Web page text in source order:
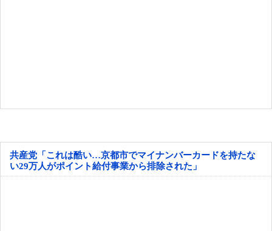
共産党「これは酷い…京都市でマイナンバーカードを持たな
い29万人がポイント給付事業から排除された」